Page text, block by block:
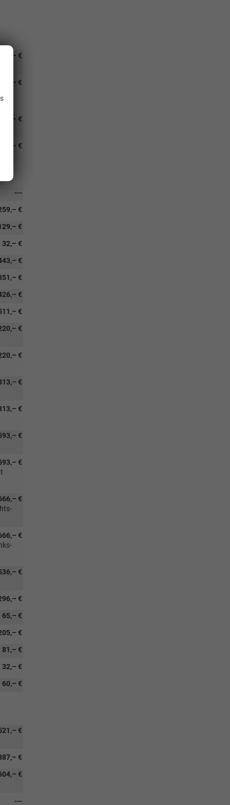
236,– €
€
202,– €
768,– €
---
€
€
32,– €
€
€
€
€
€
€
€
€
€
€
€
€
€
€
65,– €
€
81,– €
32,– €
60,– €
€
€
€
---